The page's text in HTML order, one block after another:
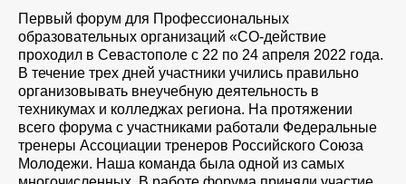
Первый форум для Профессиональных
образовательных организаций «СО-действие
проходил в Севастополе с 22 по 24 апреля 2022 года.
В течение трех дней участники учились правильно
организовывать внеучебную деятельность в
техникумах и колледжах региона. На протяжении
всего форума с участниками работали Федеральные
тренеры Ассоциации тренеров Российского Союза
Молодежи. Наша команда была одной из самых